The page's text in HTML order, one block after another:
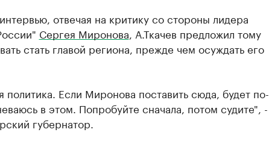
отвечая на критику со стороны лидера
Сергея Миронова , А.Ткачев предложил тому
стать главой региона, прежде чем осуждать его
политика. Если Миронова поставить сюда, будет по-
в этом. Попробуйте сначала, потом судите", -
губернатор.